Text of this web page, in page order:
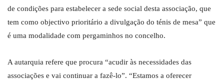
de condições para estabelecer a sede social desta associação, que
tem como objectivo prioritário a divulgação do ténis de mesa” que
é uma modalidade com pergaminhos no concelho.
A autarquia refere que procura “acudir às necessidades das
associações e vai continuar a fazê-lo”. “Estamos a oferecer